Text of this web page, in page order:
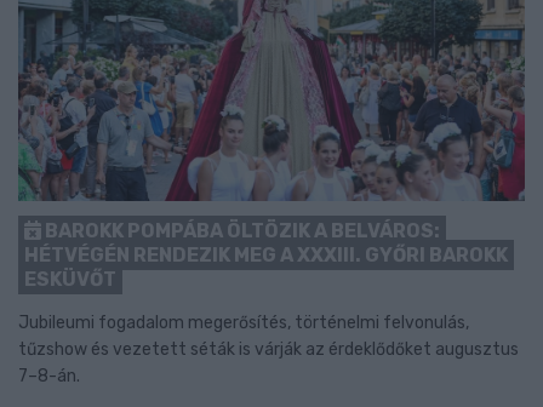
BAROKK POMPÁBA ÖLTÖZIK A BELVÁROS:
HÉTVÉGÉN RENDEZIK MEG A XXXIII. GYŐRI BAROKK
ESKÜVŐT
Jubileumi fogadalom megerősítés, történelmi felvonulás,
tűzshow és vezetett séták is várják az érdeklődőket augusztus
7–8-án.